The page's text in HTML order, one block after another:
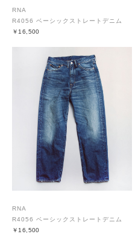
RNA
R4056 ベーシックストレートデニム
￥16,500
RNA
R4056 ベーシックストレートデニム
￥16,500